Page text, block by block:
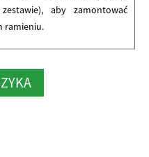
aby zamontować
ramieniu.